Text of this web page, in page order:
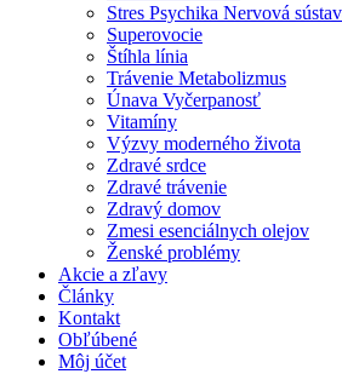
Stres Psychika Nervová
Superovocie
Štíhla línia
Trávenie Metabolizmus
Únava Vyčerpanosť
Vitamíny
Výzvy moderného života
Zdravé srdce
Zdravé trávenie
Zdravý domov
Zmesi esenciálnych olejov
Ženské problémy
Akcie a zľavy
Články
Kontakt
Obľúbené
Môj účet